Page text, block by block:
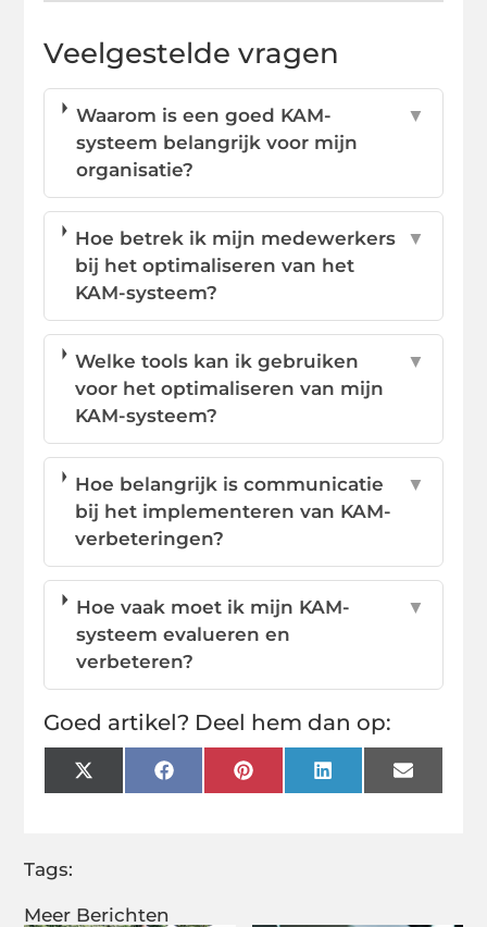
Meer Berichten
Veelgestelde vragen
Waarom is een goed KAM-
systeem belangrijk voor mijn
organisatie?
▼
Hoe betrek ik mijn medewerkers
bij het optimaliseren van het
KAM-systeem?
▼
Welke tools kan ik gebruiken
voor het optimaliseren van mijn
KAM-systeem?
▼
Hoe belangrijk is communicatie
bij het implementeren van KAM-
verbeteringen?
▼
Hoe vaak moet ik mijn KAM-
systeem evalueren en
verbeteren?
▼
Goed artikel? Deel hem dan op:
X
(Twitter)
FacebookPinterestLinkedInEmail
Tags: